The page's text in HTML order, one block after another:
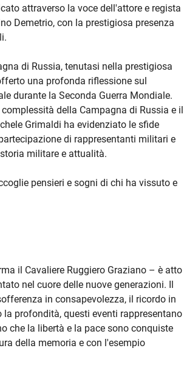
attraverso la voce dell'attore e regista
Demetrio, con la prestigiosa presenza
di Russia, tenutasi nella prestigiosa
una profonda riflessione sul
durante la Seconda Guerra Mondiale.
della Campagna di Russia e il
Grimaldi ha evidenziato le sfide
di rappresentanti militari e
militare e attualità.
pensieri e sogni di chi ha vissuto e
il Cavaliere Ruggiero Graziano – è atto
nel cuore delle nuove generazioni. Il
in consapevolezza, il ricordo in
profondità, questi eventi rappresentano
che la libertà e la pace sono conquiste
della memoria e con l'esempio